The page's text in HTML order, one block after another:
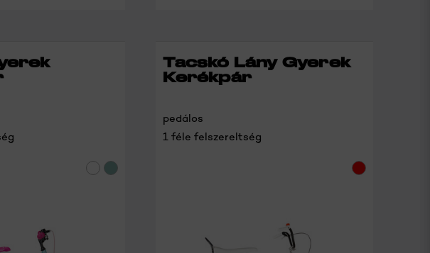
Tacskó Lány Gyerek
Kerékpár
pedálos
1 féle felszereltség